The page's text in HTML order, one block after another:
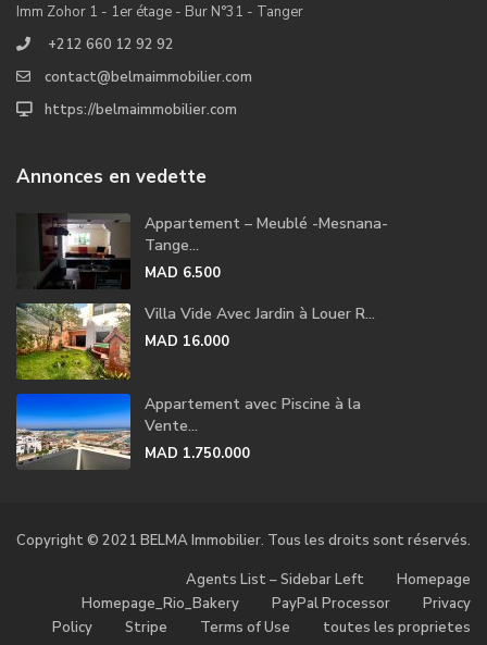
Imm Zohor 1 - 1er étage - Bur N°31 - Tanger
+212 660 12 92 92
contact@belmaimmobilier.com
https://belmaimmobilier.com
Annonces en vedette
Appartement – Meublé -Mesnana-
Tange...
MAD 6.500
Villa Vide Avec Jardin à Louer R...
MAD 16.000
Appartement avec Piscine à la
Vente...
MAD 1.750.000
Copyright © 2021 BELMA Immobilier. Tous les droits sont réservés.
Agents List – Sidebar Left
Homepage
Homepage_Rio_Bakery
PayPal Processor
Privacy
Policy
Stripe Terms of Use
toutes les proprietes